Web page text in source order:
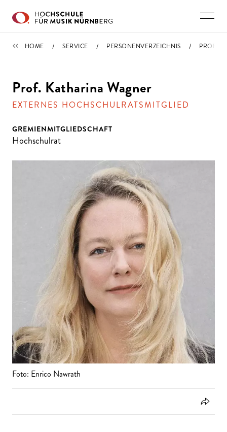
PERSONENVERZEICHNIS
HOME SERVICE PERSONENVERZEICHNIS PROFIL
Prof. Katharina Wagner
EXTERNES HOCHSCHULRATSMITGLIED
GREMIENMITGLIEDSCHAFT
Hochschulrat
Foto: Enrico Nawrath